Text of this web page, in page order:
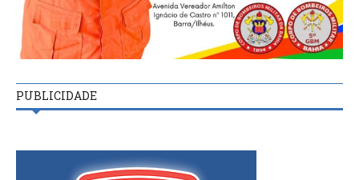
PUBLICIDADE